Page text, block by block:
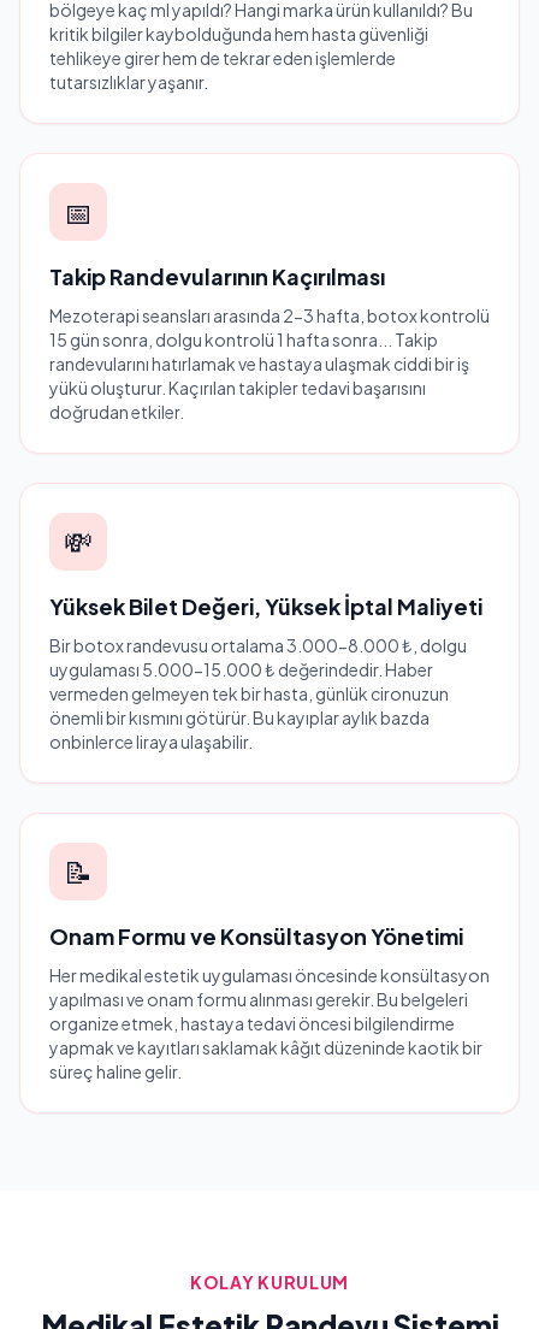
bölgeye kaç ml yapıldı? Hangi marka ürün kullanıldı? Bu
kritik bilgiler kaybolduğunda hem hasta güvenliği
tehlikeye girer hem de tekrar eden işlemlerde
tutarsızlıklar yaşanır.
📅
Takip Randevularının Kaçırılması
Mezoterapi seansları arasında 2-3 hafta, botox kontrolü
15 gün sonra, dolgu kontrolü 1 hafta sonra... Takip
randevularını hatırlamak ve hastaya ulaşmak ciddi bir iş
yükü oluşturur. Kaçırılan takipler tedavi başarısını
doğrudan etkiler.
💸
Yüksek Bilet Değeri, Yüksek İptal Maliyeti
Bir botox randevusu ortalama 3.000-8.000 ₺, dolgu
uygulaması 5.000-15.000 ₺ değerindedir. Haber
vermeden gelmeyen tek bir hasta, günlük cironuzun
önemli bir kısmını götürür. Bu kayıplar aylık bazda
onbinlerce liraya ulaşabilir.
📝
Onam Formu ve Konsültasyon Yönetimi
Her medikal estetik uygulaması öncesinde konsültasyon
yapılması ve onam formu alınması gerekir. Bu belgeleri
organize etmek, hastaya tedavi öncesi bilgilendirme
yapmak ve kayıtları saklamak kâğıt düzeninde kaotik bir
süreç haline gelir.
KOLAY KURULUM